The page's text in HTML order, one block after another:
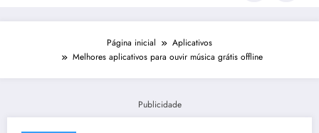
Página inicial
Aplicativos
Melhores aplicativos para ouvir música grátis offline
Publicidade